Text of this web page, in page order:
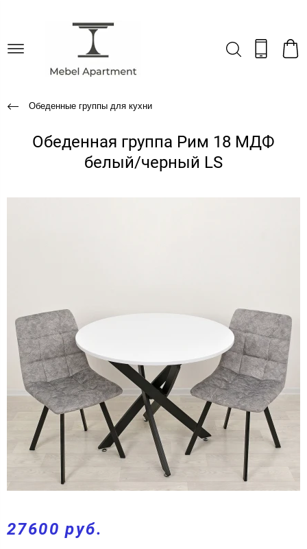
Обеденные группы для кухни
Обеденная группа Рим 18 МДФ
белый/черный LS
27600 руб.